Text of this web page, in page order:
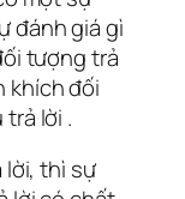
đánh giá gì
tượng trả
khích đối
lời .
lời, thì sự